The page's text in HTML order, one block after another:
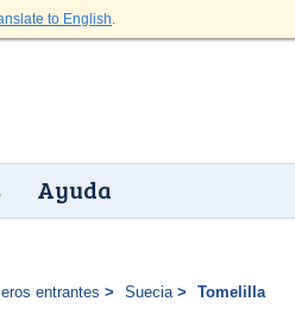
to English.
Ayuda
entrantes Suecia Tomelilla